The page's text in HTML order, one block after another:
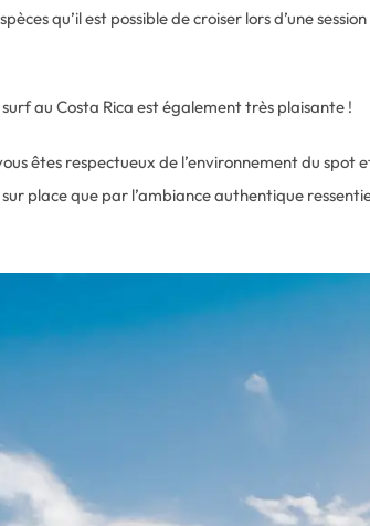
qu’il est possible de croiser lors d’une
au Costa Rica est également très plaisante !
vous êtes respectueux de l’environnement du
place que par l’ambiance authentique